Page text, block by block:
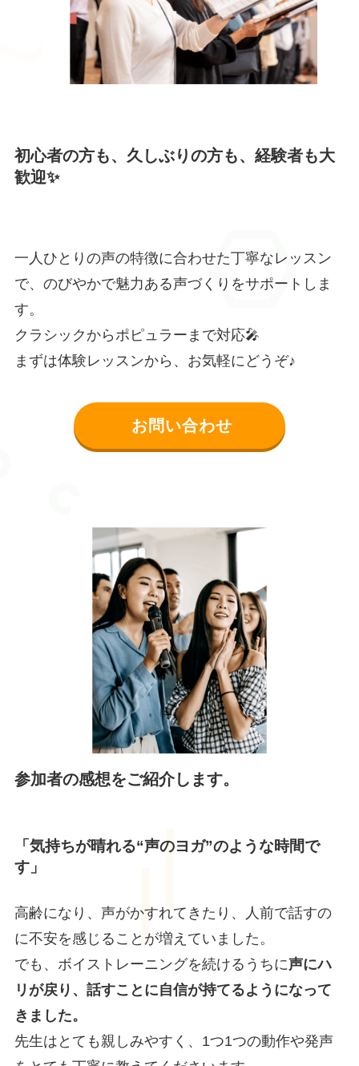
初心者の方も、久しぶりの方も、経験者も大
歓迎✨
一人ひとりの声の特徴に合わせた丁寧なレッスン
で、のびやかで魅力ある声づくりをサポートしま
す。
クラシックからポピュラーまで対応🎤
まずは体験レッスンから、お気軽にどうぞ♪
お問い合わせ
参加者の感想をご紹介します。
「気持ちが晴れる“声のヨガ”のような時間で
す」
高齢になり、声がかすれてきたり、人前で話すの
に不安を感じることが増えていました。
でも、ボイストレーニングを続けるうちに声にハ
リが戻り、話すことに自信が持てるようになって
きました。
先生はとても親しみやすく、1つ1つの動作や発声